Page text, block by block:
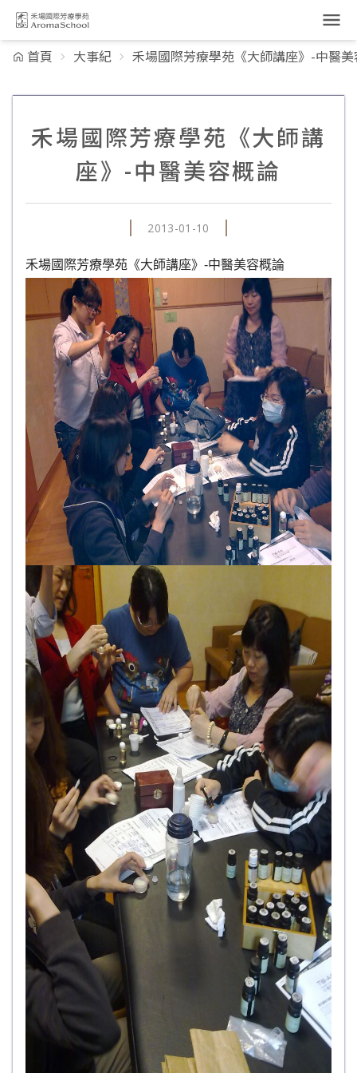
跳到主要內容
首頁 大事紀 禾場國際芳療學苑《大師講座》-中醫
禾場國際芳療學苑《大師講
座》-中醫美容概論
2013-01-10
禾場國際芳療學苑《大師講座》-中醫美容概論